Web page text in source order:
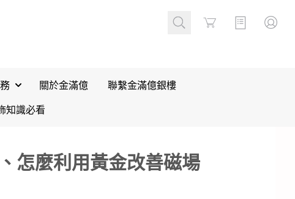
Cart
關於金滿億
聯繫金滿億銀樓
知識必看
怎麼利用黃金改善磁場